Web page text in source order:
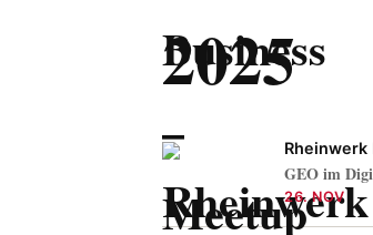
2025
Rheinwerk
GEO im
26. NOV